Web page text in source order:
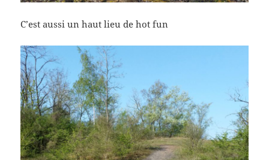
C’est aussi un haut lieu de hot fun